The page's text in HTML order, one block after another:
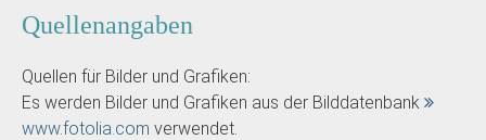
Quellenangaben
Quellen für Bilder und Grafiken:
Es werden Bilder und Grafiken aus der Bilddatenbank
www.fotolia.com verwendet.